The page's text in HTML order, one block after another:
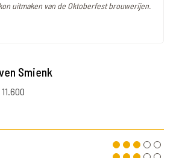
uitmaken van de Oktoberfest brouwerijen.
Smienk
11.600